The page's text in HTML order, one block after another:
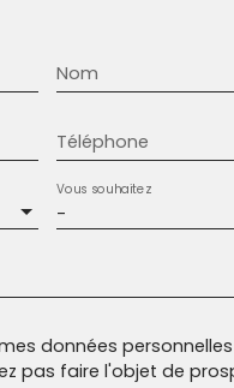
Nom
Téléphone
-
Vous souhaitez
données
pas faire l'objet de